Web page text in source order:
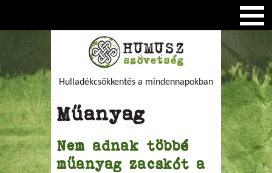
Hulladékcsökkentés a mindennapokban
Műanyag
Nem adnak többé
műanyag zacskót a